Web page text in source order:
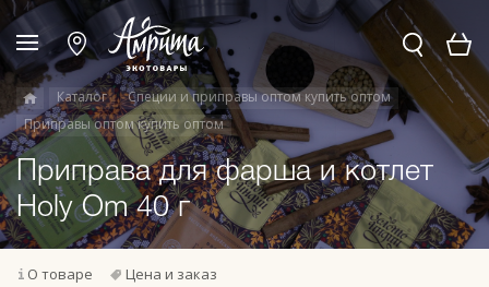
Каталог
Специи и приправы оптом купить оптом
Приправы оптом купить оптом
Приправа для фарша и котлет
Holy Om 40 г
О товаре Цена и заказ